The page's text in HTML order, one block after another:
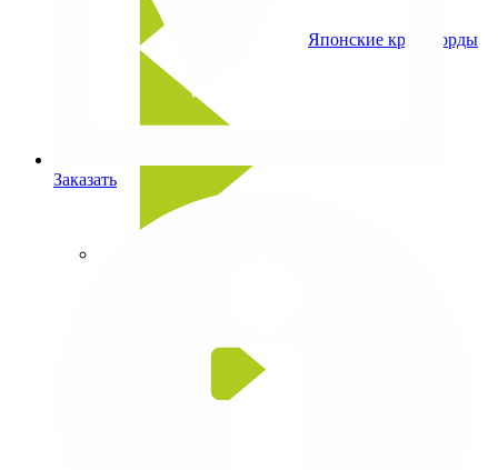
Заказать
Японские кроссворды